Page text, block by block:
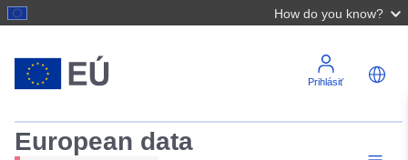
How do you know?
Prihlásiť
European data